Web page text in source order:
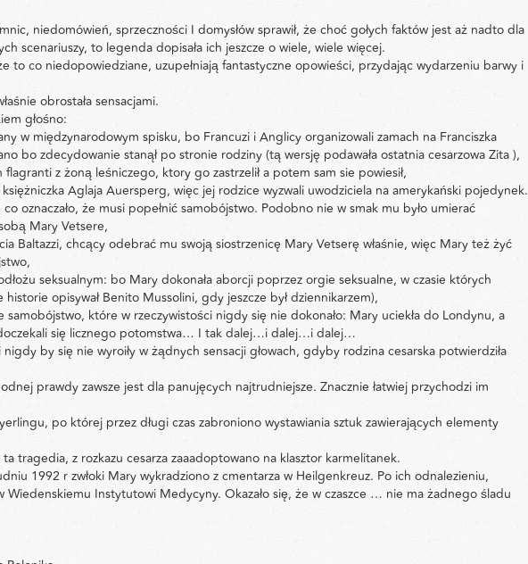
niedomówień, sprzeczności I domysłów sprawił, że choć gołych faktów jest aż nadto dla
scenariuszy, to legenda dopisała ich jeszcze o wiele, wiele więcej.
to co niedopowiedziane, uzupełniają fantastyczne opowieści, przydając wydarzeniu barwy i
obrostała sensacjami.
głośno:
w międzynarodowym spisku, bo Francuzi i Anglicy organizowali zamach na Franciszka
bo zdecydowanie stanął po stronie rodziny (tą wersję podawała ostatnia cesarzowa Zita ),
flagranti z żoną leśniczego, ktory go zastrzelił a potem sam sie powiesił,
Aglaja Auersperg, więc jej rodzice wyzwali uwodziciela na amerykański pojedynek.
oznaczało, że musi popełnić samobójstwo. Podobno nie w smak mu było umierać
Mary Vetsere,
Baltazzi, chcący odebrać mu swoją siostrzenicę Mary Vetserę właśnie, więc Mary też żyć
seksualnym: bo Mary dokonała aborcji poprzez orgie seksualne, w czasie których
opisywał Benito Mussolini, gdy jeszcze był dziennikarzem),
które w rzeczywistości nigdy się nie dokonało: Mary uciekła do Londynu, a
się licznego potomstwa… I tak dalej…i dalej…i dalej…
by się nie wyroiły w żądnych sensacji głowach, gdyby rodzina cesarska potwierdziła
prawdy zawsze jest dla panujęcych najtrudniejsze. Znacznie łatwiej przychodzi im
po której przez długi czas zabroniono wystawiania sztuk zawierających elementy
tragedia, z rozkazu cesarza zaaadoptowano na klasztor karmelitanek.
1992 r zwłoki Mary wykradziono z cmentarza w Heilgenkreuz. Po ich odnalezieniu,
Wiedenskiemu Instytutowi Medycyny. Okazało się, że w czaszce … nie ma żadnego śladu